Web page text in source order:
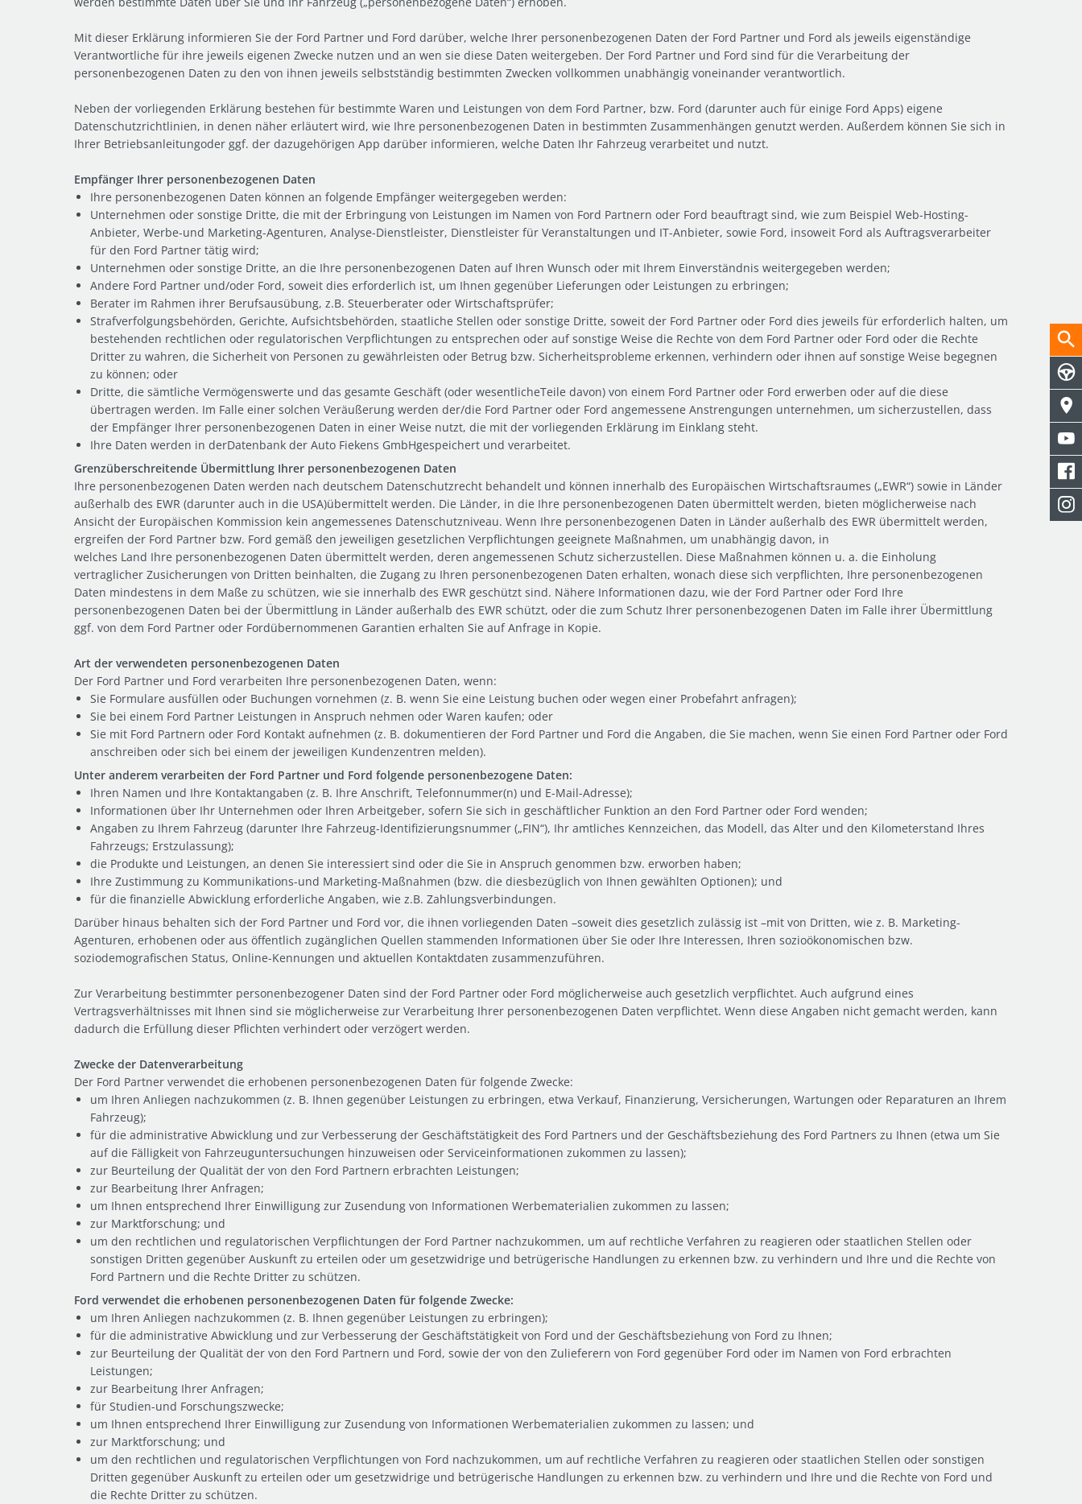
Mit dieser Erklärung informieren Sie der Ford Partner und Ford darüber, welche Ihrer personenbezogenen Daten der Ford Partner und Ford als jeweils eigenständige
Verantwortliche für ihre jeweils eigenen Zwecke nutzen und an wen sie diese Daten weitergeben. Der Ford Partner und Ford sind für die Verarbeitung der
personenbezogenen Daten zu den von ihnen jeweils selbstständig bestimmten Zwecken vollkommen unabhängig voneinander verantwortlich.
Neben der vorliegenden Erklärung bestehen für bestimmte Waren und Leistungen von dem Ford Partner, bzw. Ford (darunter auch für einige Ford Apps) eigene
Datenschutzrichtlinien, in denen näher erläutert wird, wie Ihre personenbezogenen Daten in bestimmten Zusammenhängen genutzt werden. Außerdem können Sie sich in
Ihrer Betriebsanleitungoder ggf. der dazugehörigen App darüber informieren, welche Daten Ihr Fahrzeug verarbeitet und nutzt.
Empfänger Ihrer personenbezogenen Daten
Ihre personenbezogenen Daten können an folgende Empfänger weitergegeben werden:
Unternehmen oder sonstige Dritte, die mit der Erbringung von Leistungen im Namen von Ford Partnern oder Ford beauftragt sind, wie zum Beispiel Web-Hosting-
Anbieter, Werbe-und Marketing-Agenturen, Analyse-Dienstleister, Dienstleister für Veranstaltungen und IT-Anbieter, sowie Ford, insoweit Ford als Auftragsverarbeiter
für den Ford Partner tätig wird;
Unternehmen oder sonstige Dritte, an die Ihre personenbezogenen Daten auf Ihren Wunsch oder mit Ihrem Einverständnis weitergegeben werden;
Andere Ford Partner und/oder Ford, soweit dies erforderlich ist, um Ihnen gegenüber Lieferungen oder Leistungen zu erbringen;
Berater im Rahmen ihrer Berufsausübung, z.B. Steuerberater oder Wirtschaftsprüfer;
Strafverfolgungsbehörden, Gerichte, Aufsichtsbehörden, staatliche Stellen oder sonstige Dritte, soweit der Ford Partner oder Ford dies jeweils für erforderlich halten, um
bestehenden rechtlichen oder regulatorischen Verpflichtungen zu entsprechen oder auf sonstige Weise die Rechte von dem Ford Partner oder Ford oder die Rechte
Dritter zu wahren, die Sicherheit von Personen zu gewährleisten oder Betrug bzw. Sicherheitsprobleme erkennen, verhindern oder ihnen auf sonstige Weise begegnen
zu können; oder
Dritte, die sämtliche Vermögenswerte und das gesamte Geschäft (oder wesentlicheTeile davon) von einem Ford Partner oder Ford erwerben oder auf die diese
übertragen werden. Im Falle einer solchen Veräußerung werden der/die Ford Partner oder Ford angemessene Anstrengungen unternehmen, um sicherzustellen, dass
der Empfänger Ihrer personenbezogenen Daten in einer Weise nutzt, die mit der vorliegenden Erklärung im Einklang steht.
Ihre Daten werden in derDatenbank der Auto Fiekens GmbHgespeichert und verarbeitet.
Grenzüberschreitende Übermittlung Ihrer personenbezogenen Daten
Ihre personenbezogenen Daten werden nach deutschem Datenschutzrecht behandelt und können innerhalb des Europäischen Wirtschaftsraumes („EWR“) sowie in Länder
außerhalb des EWR (darunter auch in die USA)übermittelt werden. Die Länder, in die Ihre personenbezogenen Daten übermittelt werden, bieten möglicherweise nach
Ansicht der Europäischen Kommission kein angemessenes Datenschutzniveau. Wenn Ihre personenbezogenen Daten in Länder außerhalb des EWR übermittelt werden,
ergreifen der Ford Partner bzw. Ford gemäß den jeweiligen gesetzlichen Verpflichtungen geeignete Maßnahmen, um unabhängig davon, in
welches Land Ihre personenbezogenen Daten übermittelt werden, deren angemessenen Schutz sicherzustellen. Diese Maßnahmen können u. a. die Einholung
vertraglicher Zusicherungen von Dritten beinhalten, die Zugang zu Ihren personenbezogenen Daten erhalten, wonach diese sich verpflichten, Ihre personenbezogenen
Daten mindestens in dem Maße zu schützen, wie sie innerhalb des EWR geschützt sind. Nähere Informationen dazu, wie der Ford Partner oder Ford Ihre
personenbezogenen Daten bei der Übermittlung in Länder außerhalb des EWR schützt, oder die zum Schutz Ihrer personenbezogenen Daten im Falle ihrer Übermittlung
ggf. von dem Ford Partner oder Fordübernommenen Garantien erhalten Sie auf Anfrage in Kopie.
Art der verwendeten personenbezogenen Daten
Der Ford Partner und Ford verarbeiten Ihre personenbezogenen Daten, wenn:
Sie Formulare ausfüllen oder Buchungen vornehmen (z. B. wenn Sie eine Leistung buchen oder wegen einer Probefahrt anfragen);
Sie bei einem Ford Partner Leistungen in Anspruch nehmen oder Waren kaufen; oder
Sie mit Ford Partnern oder Ford Kontakt aufnehmen (z. B. dokumentieren der Ford Partner und Ford die Angaben, die Sie machen, wenn Sie einen Ford Partner oder Ford
anschreiben oder sich bei einem der jeweiligen Kundenzentren melden).
Unter anderem verarbeiten der Ford Partner und Ford folgende personenbezogene Daten:
Ihren Namen und Ihre Kontaktangaben (z. B. Ihre Anschrift, Telefonnummer(n) und E-Mail-Adresse);
Informationen über Ihr Unternehmen oder Ihren Arbeitgeber, sofern Sie sich in geschäftlicher Funktion an den Ford Partner oder Ford wenden;
Angaben zu Ihrem Fahrzeug (darunter Ihre Fahrzeug-Identifizierungsnummer („FIN“), Ihr amtliches Kennzeichen, das Modell, das Alter und den Kilometerstand Ihres
Fahrzeugs; Erstzulassung);
die Produkte und Leistungen, an denen Sie interessiert sind oder die Sie in Anspruch genommen bzw. erworben haben;
Ihre Zustimmung zu Kommunikations-und Marketing-Maßnahmen (bzw. die diesbezüglich von Ihnen gewählten Optionen); und
für die finanzielle Abwicklung erforderliche Angaben, wie z.B. Zahlungsverbindungen.
Darüber hinaus behalten sich der Ford Partner und Ford vor, die ihnen vorliegenden Daten –soweit dies gesetzlich zulässig ist –mit von Dritten, wie z. B. Marketing-
Agenturen, erhobenen oder aus öffentlich zugänglichen Quellen stammenden Informationen über Sie oder Ihre Interessen, Ihren sozioökonomischen bzw.
soziodemografischen Status, Online-Kennungen und aktuellen Kontaktdaten zusammenzuführen.
Zur Verarbeitung bestimmter personenbezogener Daten sind der Ford Partner oder Ford möglicherweise auch gesetzlich verpflichtet. Auch aufgrund eines
Vertragsverhältnisses mit Ihnen sind sie möglicherweise zur Verarbeitung Ihrer personenbezogenen Daten verpflichtet. Wenn diese Angaben nicht gemacht werden, kann
dadurch die Erfüllung dieser Pflichten verhindert oder verzögert werden.
Zwecke der Datenverarbeitung
Der Ford Partner verwendet die erhobenen personenbezogenen Daten für folgende Zwecke:
um Ihren Anliegen nachzukommen (z. B. Ihnen gegenüber Leistungen zu erbringen, etwa Verkauf, Finanzierung, Versicherungen, Wartungen oder Reparaturen an Ihrem
Fahrzeug);
für die administrative Abwicklung und zur Verbesserung der Geschäftstätigkeit des Ford Partners und der Geschäftsbeziehung des Ford Partners zu Ihnen (etwa um Sie
auf die Fälligkeit von Fahrzeuguntersuchungen hinzuweisen oder Serviceinformationen zukommen zu lassen);
zur Beurteilung der Qualität der von den Ford Partnern erbrachten Leistungen;
zur Bearbeitung Ihrer Anfragen;
um Ihnen entsprechend Ihrer Einwilligung zur Zusendung von Informationen Werbematerialien zukommen zu lassen;
zur Marktforschung; und
um den rechtlichen und regulatorischen Verpflichtungen der Ford Partner nachzukommen, um auf rechtliche Verfahren zu reagieren oder staatlichen Stellen oder
sonstigen Dritten gegenüber Auskunft zu erteilen oder um gesetzwidrige und betrügerische Handlungen zu erkennen bzw. zu verhindern und Ihre und die Rechte von
Ford Partnern und die Rechte Dritter zu schützen.
Ford verwendet die erhobenen personenbezogenen Daten für folgende Zwecke:
um Ihren Anliegen nachzukommen (z. B. Ihnen gegenüber Leistungen zu erbringen);
für die administrative Abwicklung und zur Verbesserung der Geschäftstätigkeit von Ford und der Geschäftsbeziehung von Ford zu Ihnen;
zur Beurteilung der Qualität der von den Ford Partnern und Ford, sowie der von den Zulieferern von Ford gegenüber Ford oder im Namen von Ford erbrachten
Leistungen;
zur Bearbeitung Ihrer Anfragen;
für Studien-und Forschungszwecke;
um Ihnen entsprechend Ihrer Einwilligung zur Zusendung von Informationen Werbematerialien zukommen zu lassen; und
zur Marktforschung; und
um den rechtlichen und regulatorischen Verpflichtungen von Ford nachzukommen, um auf rechtliche Verfahren zu reagieren oder staatlichen Stellen oder sonstigen
Dritten gegenüber Auskunft zu erteilen oder um gesetzwidrige und betrügerische Handlungen zu erkennen bzw. zu verhindern und Ihre und die Rechte von Ford und
die Rechte Dritter zu schützen.